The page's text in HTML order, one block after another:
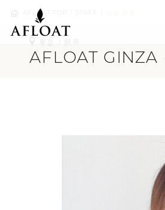
AFLOAT TOP
AFLOAT GINZA